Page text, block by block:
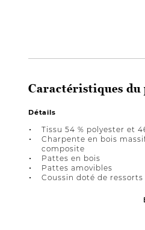
Caractéristiques
Détails
Tissu 54 % polyester et
Charpente en bois
composite
Pattes en bois
Pattes amovibles
Coussin doté de ressorts